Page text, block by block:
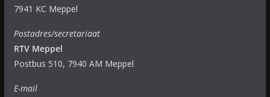
7941 KC Meppel
Postadres/secretariaat
RTV Meppel
Postbus 510, 7940 AM Meppel
E-mail